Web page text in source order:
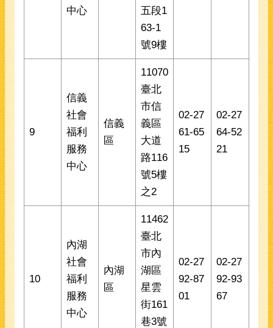
中心
五段1
63-1
號9樓
9
信義
社會
福利
服務
中心
信義
區
11070
臺北
市信
義區
大道
路116
號5樓
之2
02-27
61-65
15
02-27
64-52
21
10
內湖
社會
福利
服務
中心
內湖
區
11462
臺北
市內
湖區
星雲
街161
巷3號
02-27
92-87
01
02-27
92-93
67